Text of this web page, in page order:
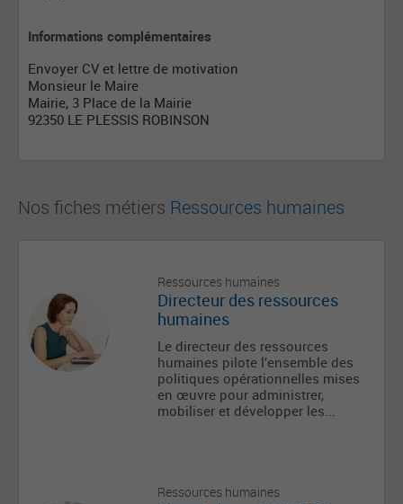
Informations complémentaires
Envoyer CV et lettre de motivation
Monsieur le Maire
Mairie, 3 Place de la Mairie
92350 LE PLESSIS ROBINSON
Nos fiches métiers Ressources humaines
Ressources humaines
Directeur des ressources
humaines
Le directeur des ressources
humaines pilote l’ensemble des
politiques opérationnelles mises
en œuvre pour administrer,
mobiliser et développer les...
Ressources humaines